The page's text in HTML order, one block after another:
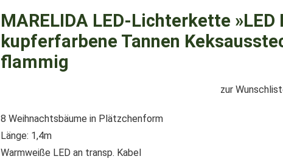
MARELIDA LED-Lichterkette
kupferfarbene Tannen
flammig
zur
8 Weihnachtsbäume in Plätzchenform
Länge: 1,4m
Warmweiße LED an transp. Kabel